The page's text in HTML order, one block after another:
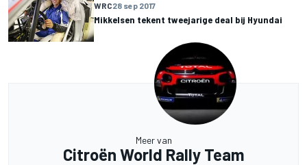
WRC28 sep 2017
Mikkelsen tekent tweejarige deal bij Hyundai
Meer van
Citroën World Rally Team